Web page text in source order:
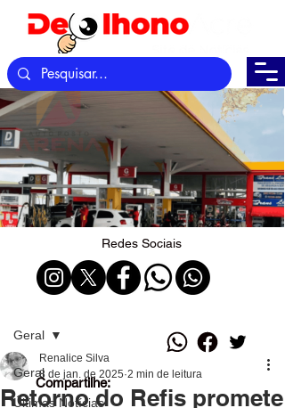
Redes Sociais
Geral
Últimas Notícias
Geral
Retorno do Refis promete
Renalice Silva
8 de jan. de 2025 2 min de leitura
Compartilhe: